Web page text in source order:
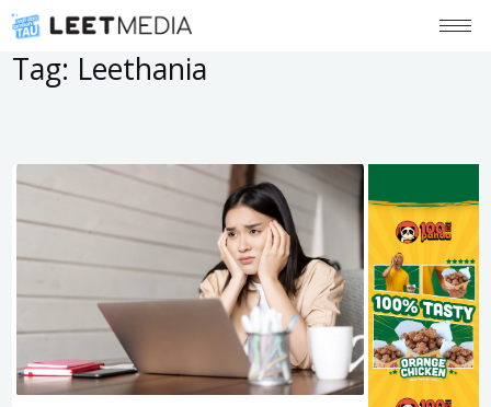
Tag: Leethania
Posts
pagination